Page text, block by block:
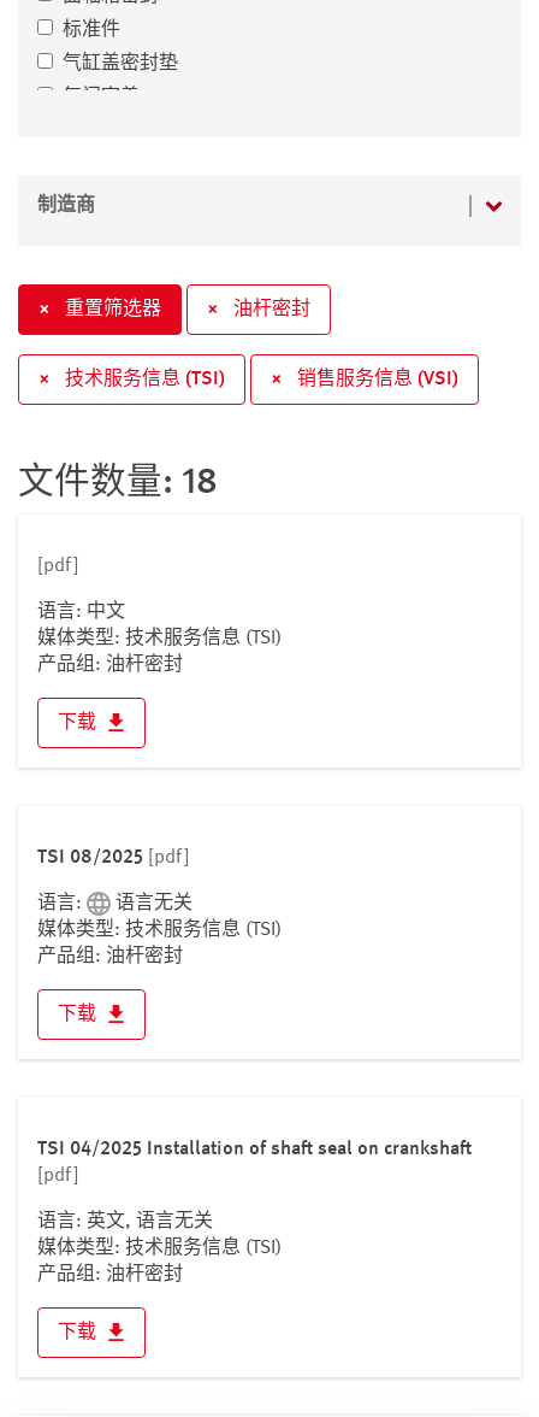
标准件
气缸盖密封垫
油杆密封
自动变速箱密封件
制造商
× 重置筛选器 × 油杆密封
× 技术服务信息 (TSI) × 销售服务信息 (VSI)
文件数量: 18
[pdf]
语言: 中文
媒体类型: 技术服务信息 (TSI)
产品组: 油杆密封
下载
TSI 08/2025 [pdf]
语言:
语言无关
媒体类型: 技术服务信息 (TSI)
产品组: 油杆密封
下载
TSI 04/2025 Installation of shaft seal on crankshaft
[pdf]
语言: 英文, 语言无关
媒体类型: 技术服务信息 (TSI)
产品组: 油杆密封
下载